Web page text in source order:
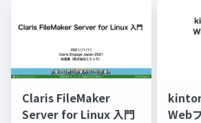
Claris FileMaker
Server for Linux 入門
Web